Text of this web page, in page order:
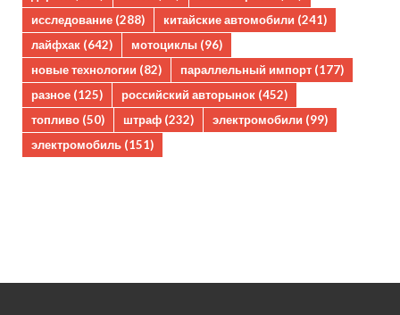
исследование (288) китайские автомобили (241)
лайфхак (642) мотоциклы (96)
новые технологии (82) параллельный импорт (177)
разное (125) российский авторынок (452)
топливо (50) штраф (232) электромобили (99)
электромобиль (151)